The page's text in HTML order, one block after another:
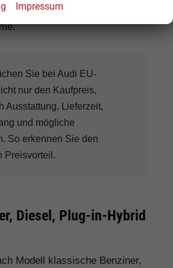
und moderne
Sie bei Audi EU-
nur den Kaufpreis,
Ausstattung, Lieferzeit,
und mögliche
So erkennen Sie den
Preisvorteil.
Diesel, Plug-in-Hybrid
Modell klassische Benziner,
Impressum